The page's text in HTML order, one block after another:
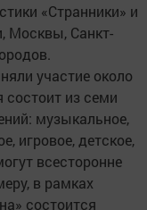
«Странники» и
Москвы, Санкт-
участие около
из семи
музыкальное,
игровое, детское,
всесторонне
в рамках
состоится